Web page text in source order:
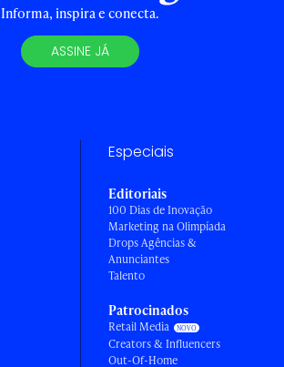
Informa, inspira e conecta.
ASSINE JÁ
Especiais
Editoriais
100 Dias de Inovação
Marketing na Olimpíada
Drops Agências &
Anunciantes
Talento
Patrocinados
Retail Media
Creators & Influencers
Out-Of-Home